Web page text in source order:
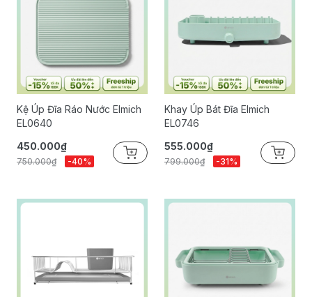
Kệ Úp Đĩa Ráo Nước Elmich
EL0640
450.000₫
750.000₫ -40%
Khay Úp Bát Đĩa Elmich
EL0746
555.000₫
799.000₫ -31%